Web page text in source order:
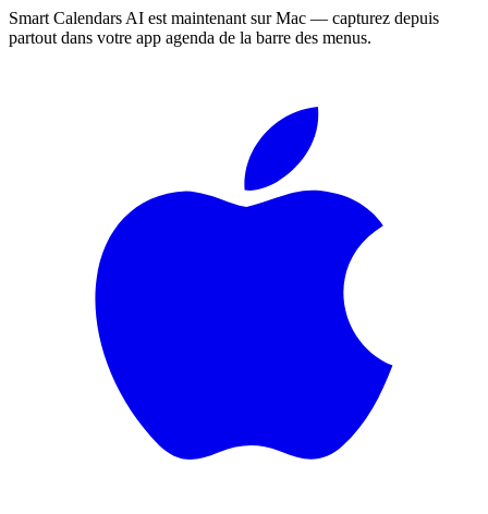
Smart Calendars AI est maintenant sur Mac — capturez depuis
partout dans votre app agenda de la barre des menus.